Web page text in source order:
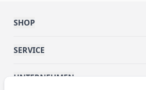
SHOP
SERVICE
UNTERNEHMEN